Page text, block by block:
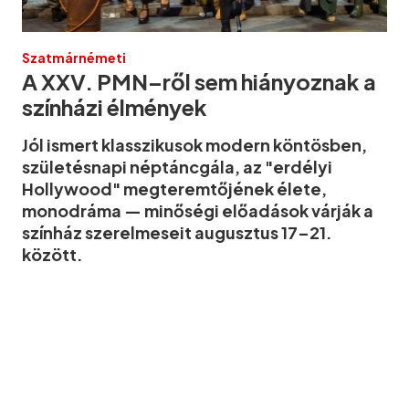
Szatmárnémeti
A XXV. PMN–ről sem hiányoznak a
színházi élmények
Jól ismert klasszikusok modern köntösben,
születésnapi néptáncgála, az "erdélyi
Hollywood" megteremtőjének élete,
monodráma — minőségi előadások várják a
színház szerelmeseit augusztus 17–21.
között.